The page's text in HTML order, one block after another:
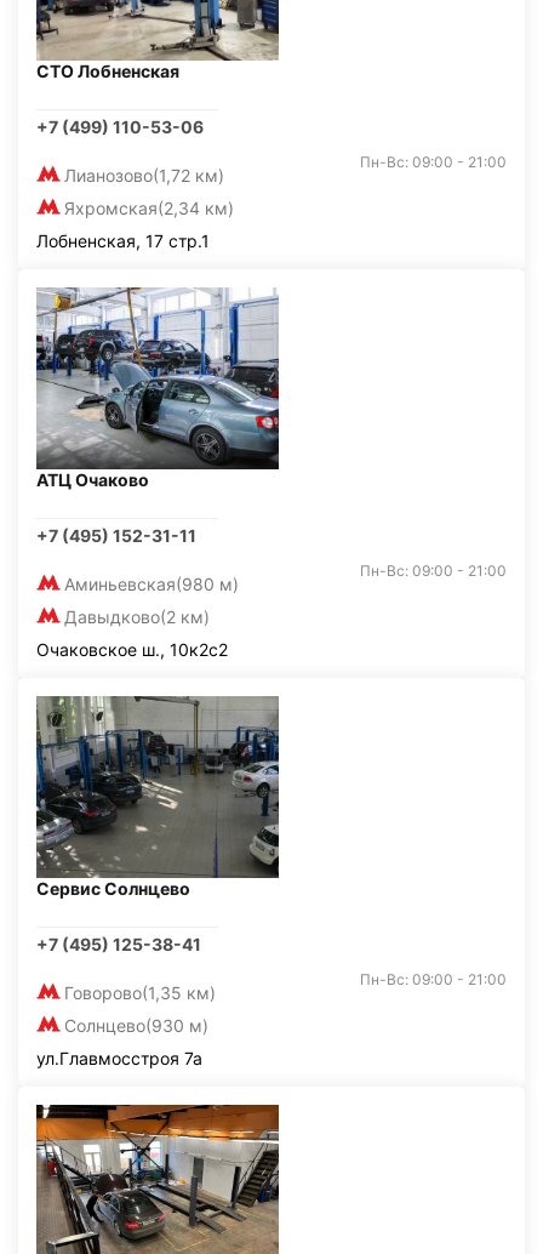
СТО Лобненская
+7 (499) 110-53-06
Лианозово(1,72 км)
Яхромская(2,34 км)
Пн-Вс: 09:00 - 21:00
Лобненская, 17 стр.1
АТЦ Очаково
+7 (495) 152-31-11
Аминьевская(980 м)
Давыдково(2 км)
Пн-Вс: 09:00 - 21:00
Очаковское ш., 10к2с2
Сервис Солнцево
+7 (495) 125-38-41
Говорово(1,35 км)
Солнцево(930 м)
Пн-Вс: 09:00 - 21:00
ул.Главмосстроя 7а